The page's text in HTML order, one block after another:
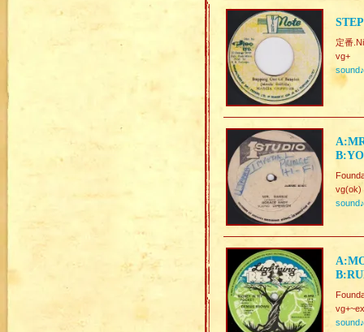
定番
vg+
sound♪
vg(ok)
sound♪
sound♪